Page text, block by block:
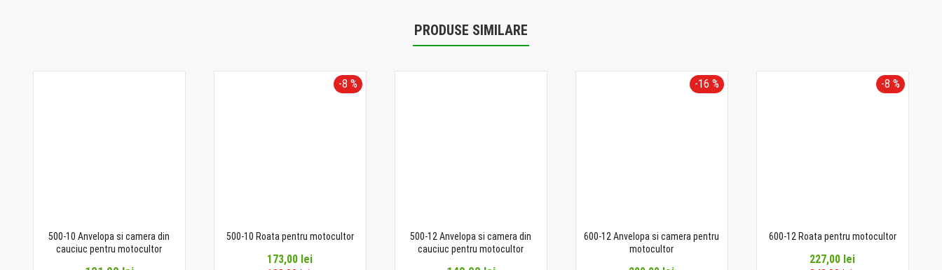
PRODUSE SIMILARE
500-10 Anvelopa si camera din
cauciuc pentru motocultor
-8 %
500-10 Roata pentru motocultor
173,00 lei
500-12 Anvelopa si camera din
cauciuc pentru motocultor
-16 %
600-12 Anvelopa si camera pentru
motocultor
-8 %
600-12 Roata pentru motocultor
227,00 lei